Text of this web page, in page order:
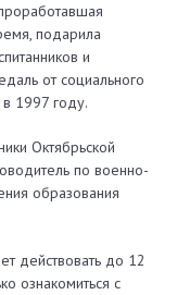
подарила
и
от социального
1997 году.
Октябрьской
по военно-
образования
действовать до 12
ознакомиться с